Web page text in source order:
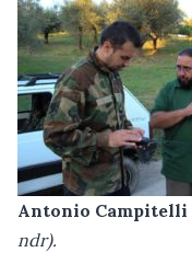
Antonio Campitelli
ndr).